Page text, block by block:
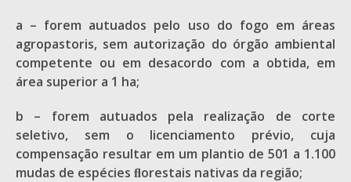
a – forem autuados pelo uso do fogo em áreas
agropastoris, sem autorização do órgão ambiental
competente ou em desacordo com a obtida, em
área superior a 1 ha;
b – forem autuados pela realização de corte
seletivo, sem o licenciamento prévio, cuja
compensação resultar em um plantio de 501 a 1.100
mudas de espécies ﬂorestais nativas da região;